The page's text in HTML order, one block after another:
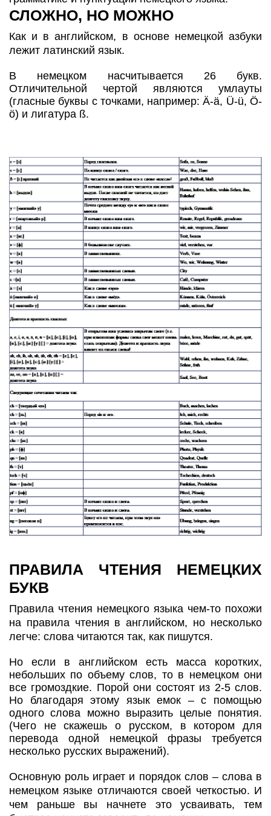
СЛОЖНО, НО МОЖНО
Как и в английском, в основе немецкой азбуки
лежит латинский язык.
В немецком насчитывается 26 букв.
Отличительной чертой являются умлауты
(гласные буквы с точками, например: Ä-ä, Ü-ü, Ö-
ö) и лигатура ß.
ПРАВИЛА ЧТЕНИЯ НЕМЕЦКИХ
БУКВ
Правила чтения немецкого языка чем-то похожи
на правила чтения в английском, но несколько
легче: слова читаются так, как пишутся.
Но если в английском есть масса коротких,
небольших по объему слов, то в немецком они
все громоздкие. Порой они состоят из 2-5 слов.
Но благодаря этому язык емок – с помощью
одного слова можно выразить целые понятия.
(Чего не скажешь о русском, в котором для
перевода одной немецкой фразы требуется
несколько русских выражений).
Основную роль играет и порядок слов – слова в
немецком языке отличаются своей четкостью. И
чем раньше вы начнете это усваивать, тем